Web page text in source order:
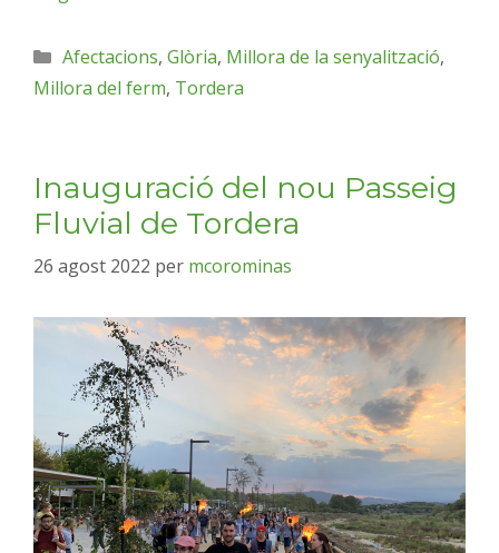
Afectacions, Glòria, Millora de la senyalització,
Millora del ferm, Tordera
Inauguració del nou Passeig
Fluvial de Tordera
26 agost 2022 per mcorominas